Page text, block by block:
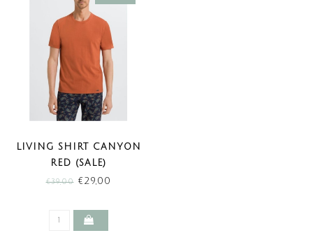
LIVING SHIRT CANYON
RED (SALE)
€39,00€29,00